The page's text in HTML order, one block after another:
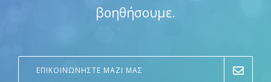
βοηθήσουμε.
ΕΠΙΚΟΙΝΩΝΗΣΤΕ ΜΑΖΙ ΜΑΣ